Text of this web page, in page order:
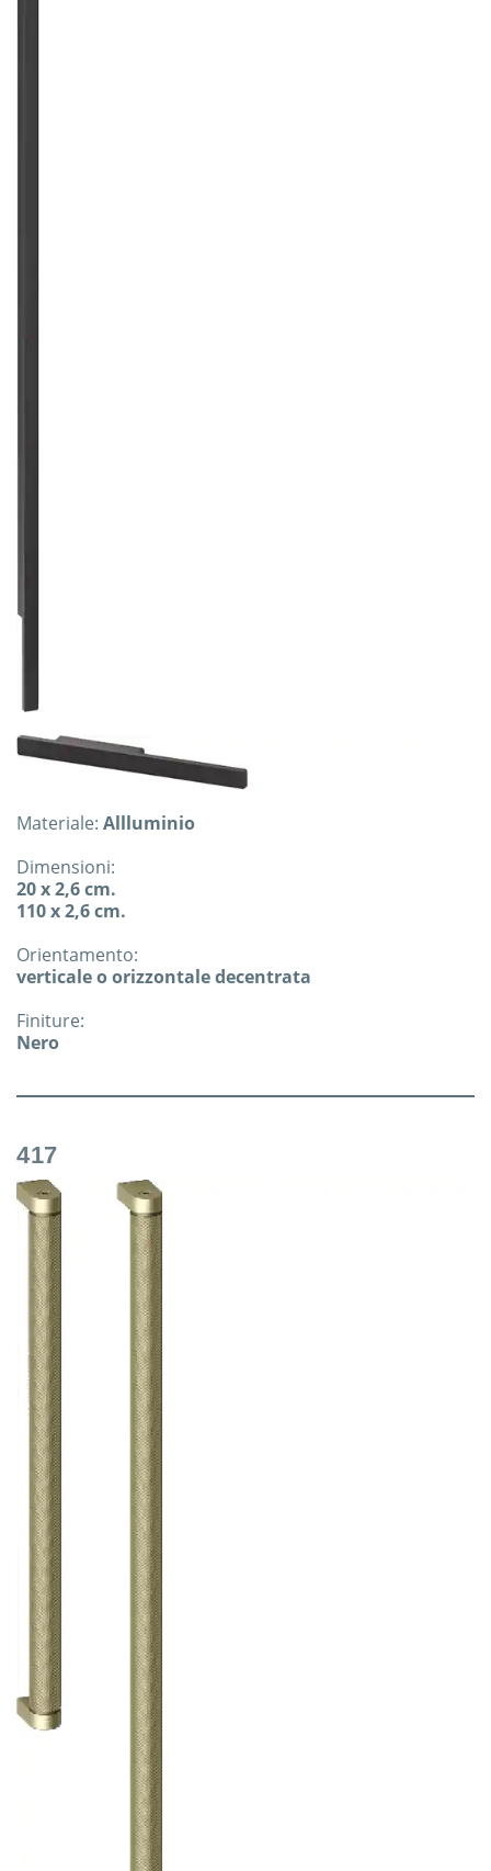
Materiale: Allluminio
Dimensioni:
20 x 2,6 cm.
110 x 2,6 cm.
Orientamento:
verticale o orizzontale decentrata
Finiture:
Nero
417